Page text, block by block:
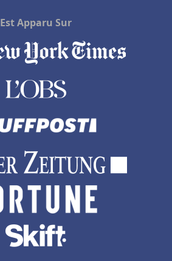
Est Apparu Sur